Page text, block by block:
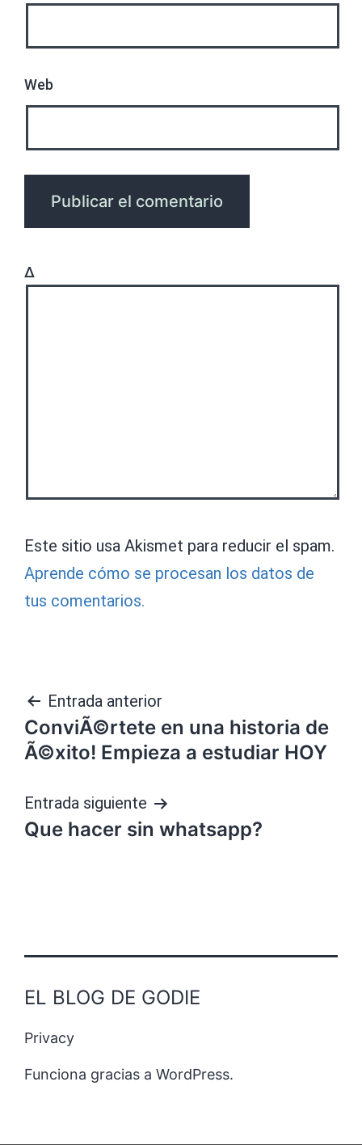
Web
Δ
Este sitio usa Akismet para reducir el spam.
Aprende cómo se procesan los datos de
tus comentarios.
Navegación
de
Entrada anterior
ConviÃ©rtete en una historia de
Ã©xito! Empieza a estudiar HOY
Entrada siguiente
Que hacer sin whatsapp?
EL BLOG DE GODIE
Privacy
Funciona gracias a WordPress.